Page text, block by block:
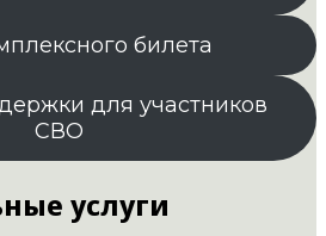
билета
для участников
СВО
услуги